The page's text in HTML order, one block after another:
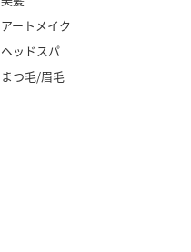
アートメイク
ヘッドスパ
まつ毛/眉毛